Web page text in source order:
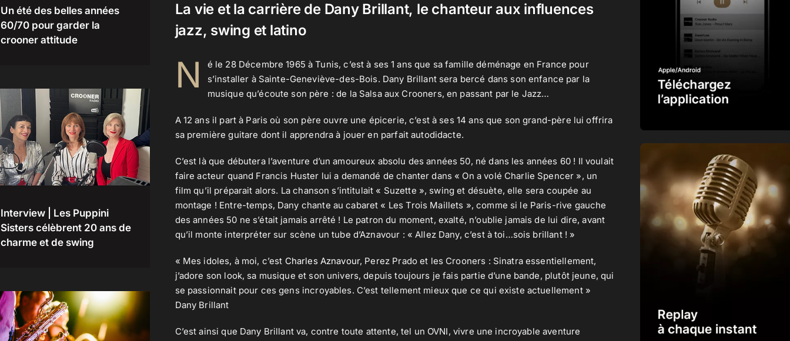
Un été des belles années
60/70 pour garder la
crooner attitude
Interview | Les Puppini
Sisters célèbrent 20 ans de
charme et de swing
La vie et la carrière de Dany Brillant, le chanteur aux influences
jazz, swing et latino
N
é le 28 Décembre 1965 à Tunis, c’est à ses 1 ans que sa famille déménage en France pour
s’installer à Sainte-Geneviève-des-Bois. Dany Brillant sera bercé dans son enfance par la
musique qu’écoute son père : de la Salsa aux Crooners, en passant par le Jazz…
A 12 ans il part à Paris où son père ouvre une épicerie, c’est à ses 14 ans que son grand-père lui offrira
sa première guitare dont il apprendra à jouer en parfait autodidacte.
C’est là que débutera l’aventure d’un amoureux absolu des années 50, né dans les années 60 ! Il voulait
faire acteur quand Francis Huster lui a demandé de chanter dans « On a volé Charlie Spencer », un
film qu’il préparait alors. La chanson s’intitulait « Suzette », swing et désuète, elle sera coupée au
montage ! Entre-temps, Dany chante au cabaret « Les Trois Maillets », comme si le Paris-rive gauche
des années 50 ne s’était jamais arrêté ! Le patron du moment, exalté, n’oublie jamais de lui dire, avant
qu’il monte interpréter sur scène un tube d’Aznavour : « Allez Dany, c’est à toi…sois brillant ! »
« Mes idoles, à moi, c’est Charles Aznavour, Perez Prado et les Crooners : Sinatra essentiellement,
j’adore son look, sa musique et son univers, depuis toujours je fais partie d’une bande, plutôt jeune, qui
se passionnait pour ces gens incroyables. C’est tellement mieux que ce qui existe actuellement »
Dany Brillant
C’est ainsi que Dany Brillant va, contre toute attente, tel un OVNI, vivre une incroyable aventure